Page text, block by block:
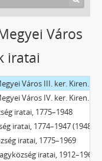
Város
iratai
Titkárának iratai, 1946–1950
Hivatalának iratai, 1948
Hivatalának iratai, 1948–1950
Iskolaigazgatóságának iratai, 1947–1949
Kirendeltségének iratai, 1946–1950
Kirendeltségének iratai, 1946–1950
iratai, 1775–1948
iratai, 1774–1947 (1948)
iratai, 1775–1969
iratai, 1912–1969